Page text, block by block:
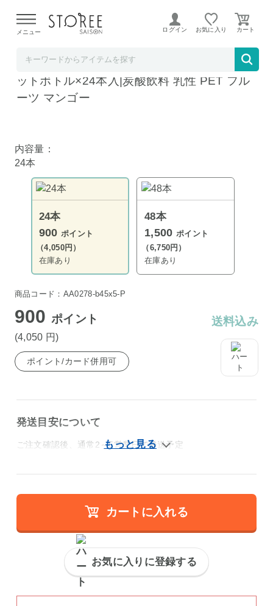
よる配送遅延が発生しております。
メニュー ログイン お気に入り
南日本酪農協同 スコール マンゴー 500mlペ
ットボトル×24本入|炭酸飲料 乳性 PET フル
ーツ マンゴー
内容量：
24本
24本
900ポイント
（4,050円）
在庫あり
48本
1,500 ポイント
（6,750円）
在庫あり
商品コード：AA0278-b45x5-P
900ポイント
(4,050 円)
送料込み
ポイント/カード併用可
発送目安について
ご注文確認後、通常2～5営業日で発送予定
カートに入れる
お気に入りに登録する